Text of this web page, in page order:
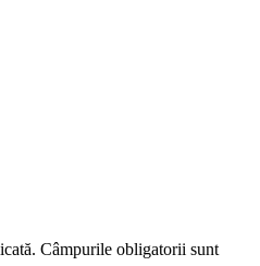
Câmpurile obligatorii sunt